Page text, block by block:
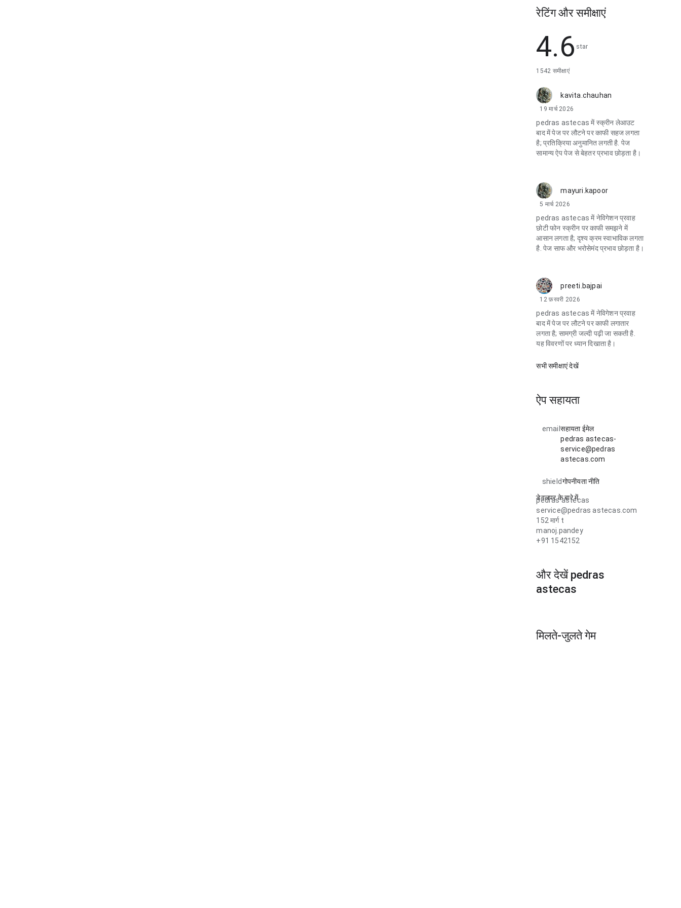
रेटिंग और समीक्षाएं
4.6 star
1542 समीक्षाएं
kavita.chauhan
19 मार्च 2026
pedras astecas में स्क्रीन लेआउट
बाद में पेज पर लौटने पर काफी सहज लगता
है; प्रतिक्रिया अनुमानित लगती है. पेज
सामान्य ऐप पेज से बेहतर प्रभाव छोड़ता है।
mayuri.kapoor
5 मार्च 2026
pedras astecas में नेविगेशन प्रवाह
छोटी फोन स्क्रीन पर काफी समझने में
आसान लगता है; दृश्य क्रम स्वाभाविक लगता
है. पेज साफ और भरोसेमंद प्रभाव छोड़ता है।
preeti.bajpai
12 फ़रवरी 2026
pedras astecas में नेविगेशन प्रवाह
बाद में पेज पर लौटने पर काफी लगातार
लगता है; सामग्री जल्दी पढ़ी जा सकती है.
यह विवरणों पर ध्यान दिखाता है।
सभी समीक्षाएं देखें
ऐप सहायता
emailसहायता ईमेल
pedras astecas-
service@pedras
astecas.com
shieldगोपनीयता नीति
डेवलपर के बारे में
pedras astecas
service@pedras astecas.com
152 मार्ग t
manoj.pandey
+91 1542152
और देखें pedras
astecas
मिलते-जुलते गेम